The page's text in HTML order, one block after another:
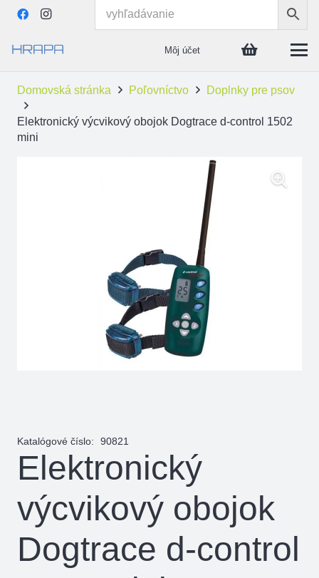
Môj účet
Domovská stránka Poľovníctvo Doplnky pre psov
Elektronický výcvikový obojok Dogtrace d-control 1502
mini
Katalógové číslo: 90821
Elektronický
výcvikový obojok
Dogtrace d-control